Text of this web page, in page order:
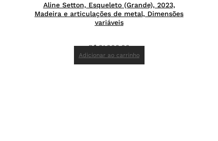
Aline Setton, Esqueleto (Grande), 2023,
Madeira e articulações de metal, Dimensões
variáveis
R$21.000,00
Adicionar ao carrinho